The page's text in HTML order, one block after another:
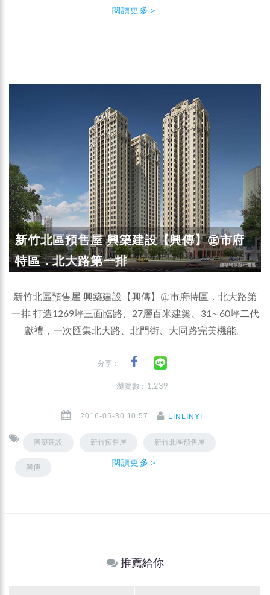
閱讀更多＞
新竹北區預售屋 興築建設【興傳】㊣市府
特區．北大路第一排
新竹北區預售屋 興築建設【興傳】㊣市府特區．北大路第
一排 打造1269坪三面臨路、27層百米建築、31∼60坪二代
獻禮，一次匯集北大路、北門街、大同路完美機能。
分享：
瀏覽數 : 1,239
2016-05-30 10:57 LINLINYI
興築建設 新竹預售屋 新竹北區預售屋
興傳 閱讀更多＞
推薦給你